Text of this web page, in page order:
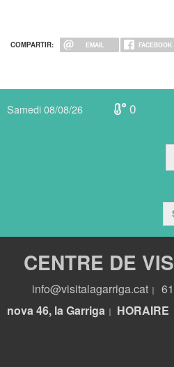
COMPARTIR: EMAIL FACEBOOK
Samedi 08/08/26 0
CENTRE DE
info@visitalagarriga.cat
nova 46, la Garriga
HORAIRE